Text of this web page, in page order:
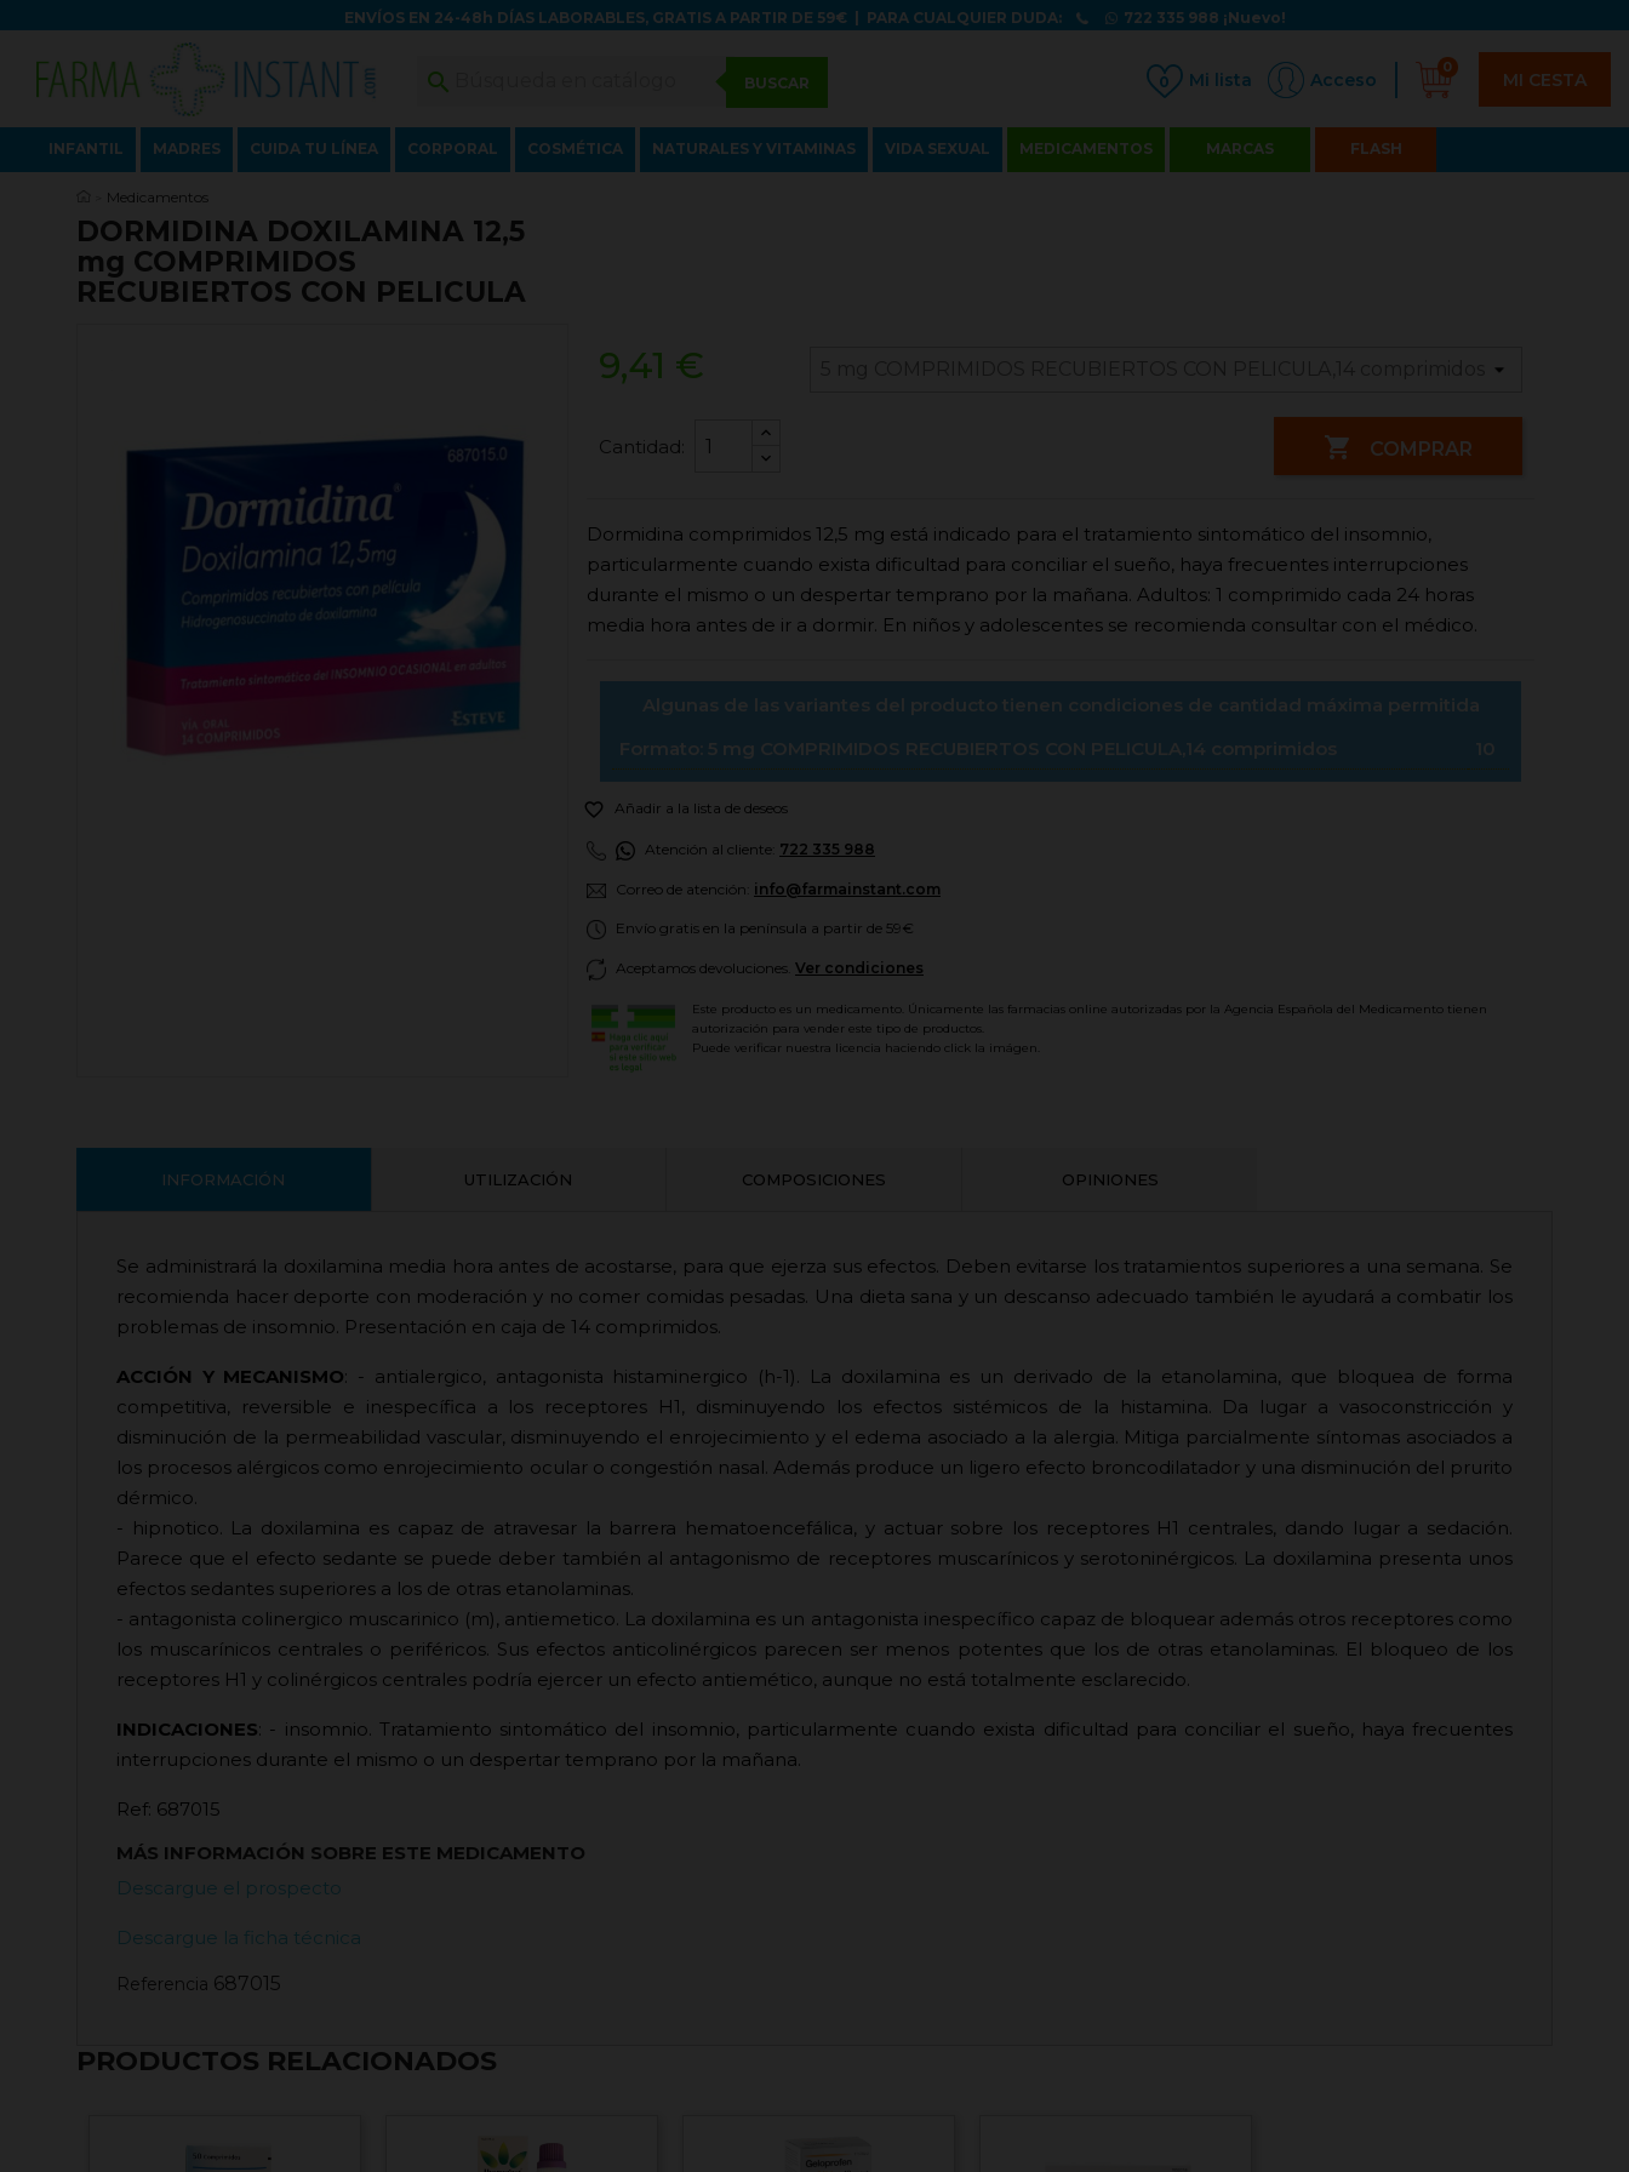
ENVÍOS EN 24-48h DÍAS LABORABLES, GRATIS A PARTIR DE 59€| PARA CUALQUIER DUDA: 722 335 988 ¡Nuevo!
 BUSCAR 0 Acceso
0
MI CESTA
INFANTIL MADRES CUIDA TU LÍNEA CORPORAL COSMÉTICA NATURALES Y VITAMINAS VIDA SEXUAL MEDICAMENTOS MARCAS FLASH
Medicamentos
DORMIDINA DOXILAMINA 12,5
mg COMPRIMIDOS
RECUBIERTOS CON PELICULA
9,41 €
Cantidad:  COMPRAR
Dormidina comprimidos 12,5 mg está indicado para el tratamiento sintomático del insomnio,
particularmente cuando exista dificultad para conciliar el sueño, haya frecuentes interrupciones
durante el mismo o un despertar temprano por la mañana. Adultos: 1 comprimido cada 24 horas
media hora antes de ir a dormir. En niños y adolescentes se recomienda consultar con el médico.
Algunas de las variantes del producto tienen condiciones de cantidad máxima permitida
Formato: 5 mg COMPRIMIDOS RECUBIERTOS CON PELICULA,14 comprimidos
10
 Añadir a la lista de deseos
Atención al cliente: 722 335 988
Correo de atención: info@farmainstant.com
Envío gratis en la península a partir de 59€
Aceptamos devoluciones. Ver condiciones
Este producto es un medicamento. Únicamente las farmacias online autorizadas por la Agencia Española del Medicamento tienen
autorización para vender este tipo de productos.
Puede verificar nuestra licencia haciendo click la imágen.
INFORMACIÓN UTILIZACIÓN COMPOSICIONES OPINIONES
Se administrará la doxilamina media hora antes de acostarse, para que ejerza sus efectos. Deben evitarse los tratamientos superiores a una semana. Se
recomienda hacer deporte con moderación y no comer comidas pesadas. Una dieta sana y un descanso adecuado también le ayudará a combatir los
problemas de insomnio. Presentación en caja de 14 comprimidos.
ACCIÓN Y MECANISMO: - antialergico, antagonista histaminergico (h-1). La doxilamina es un derivado de la etanolamina, que bloquea de forma
competitiva, reversible e inespecífica a los receptores H1, disminuyendo los efectos sistémicos de la histamina. Da lugar a vasoconstricción y
disminución de la permeabilidad vascular, disminuyendo el enrojecimiento y el edema asociado a la alergia. Mitiga parcialmente síntomas asociados a
los procesos alérgicos como enrojecimiento ocular o congestión nasal. Además produce un ligero efecto broncodilatador y una disminución del prurito
dérmico.
- hipnotico. La doxilamina es capaz de atravesar la barrera hematoencefálica, y actuar sobre los receptores H1 centrales, dando lugar a sedación.
Parece que el efecto sedante se puede deber también al antagonismo de receptores muscarínicos y serotoninérgicos. La doxilamina presenta unos
efectos sedantes superiores a los de otras etanolaminas.
- antagonista colinergico muscarinico (m), antiemetico. La doxilamina es un antagonista inespecífico capaz de bloquear además otros receptores como
los muscarínicos centrales o periféricos. Sus efectos anticolinérgicos parecen ser menos potentes que los de otras etanolaminas. El bloqueo de los
receptores H1 y colinérgicos centrales podría ejercer un efecto antiemético, aunque no está totalmente esclarecido.
INDICACIONES: - insomnio. Tratamiento sintomático del insomnio, particularmente cuando exista dificultad para conciliar el sueño, haya frecuentes
interrupciones durante el mismo o un despertar temprano por la mañana.
Ref: 687015
MÁS INFORMACIÓN SOBRE ESTE MEDICAMENTO
Descargue el prospecto
Descargue la ficha técnica
Referencia 687015
PRODUCTOS RELACIONADOS